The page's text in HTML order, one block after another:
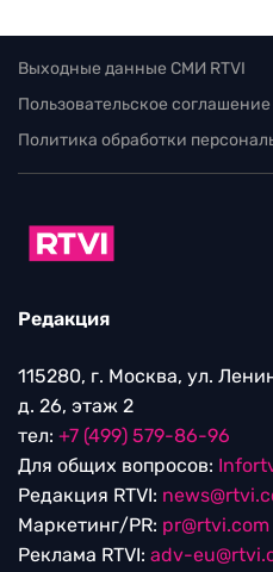
Выходные данные СМИ RTVI
Пользовательское соглашение
Политика обработки
Редакция
115280, г. Москва, ул.
д. 26, этаж 2
тел: +7 (499) 579-86-96
Для общих вопросов:
Редакция RTVI:
Маркетинг/PR: pr@rtvi.com
Реклама RTVI: adv-